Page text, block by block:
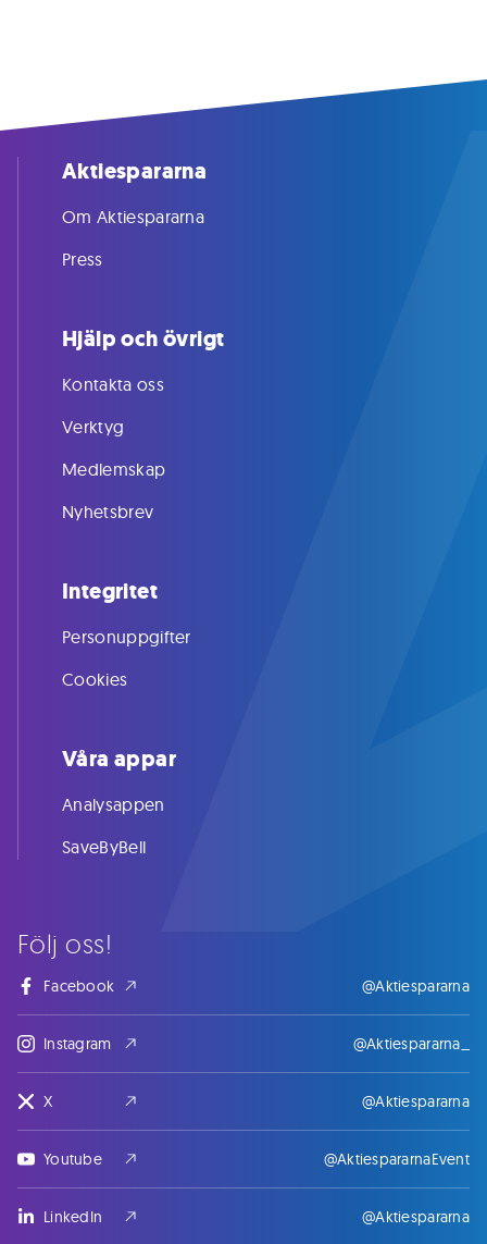
Följ oss!
Facebook @Aktiespararna
Instagram @Aktiespararna_
X @Aktiespararna
Youtube @AktiespararnaEvent
LinkedIn @Aktiespararna
Aktiespararna
Om Aktiespararna
Press
Hjälp och övrigt
Kontakta oss
Verktyg
Medlemskap
Nyhetsbrev
Integritet
Personuppgifter
Cookies
Våra appar
Analysappen
SaveByBell